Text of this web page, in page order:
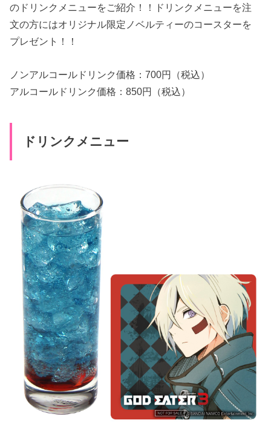
のドリンクメニューをご紹介！！ドリンクメニューを注
文の方にはオリジナル限定ノベルティーのコースターを
プレゼント！！
ノンアルコールドリンク価格：700円（税込）
アルコールドリンク価格：850円（税込）
ドリンクメニュー